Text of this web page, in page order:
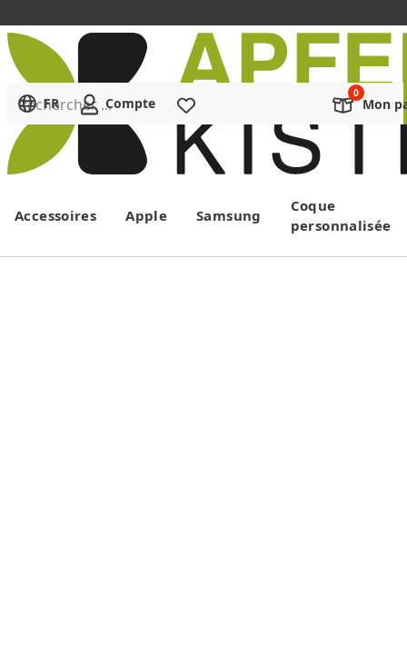
Menu
Rechercher ...
FR Compte Mon
Accessoires Apple Samsung
Coque
personnalisée